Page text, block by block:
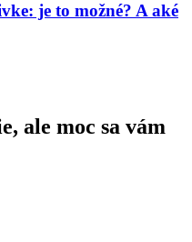
je to možné? A aké
ale moc sa vám